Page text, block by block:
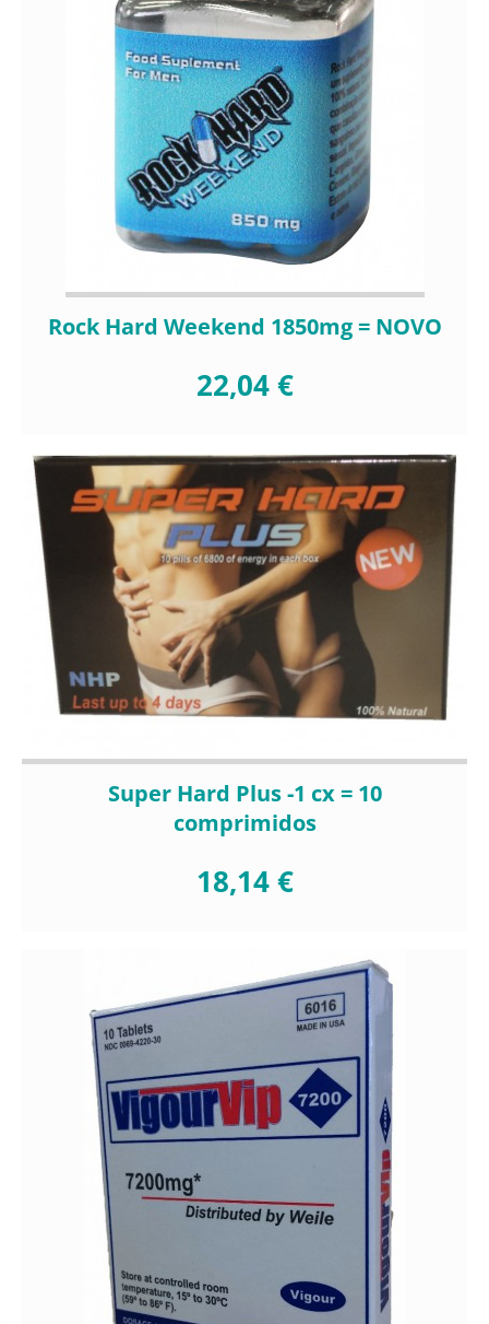
Rock Hard Weekend 1850mg = NOVO
22,04 €
Super Hard Plus -1 cx = 10
comprimidos
18,14 €